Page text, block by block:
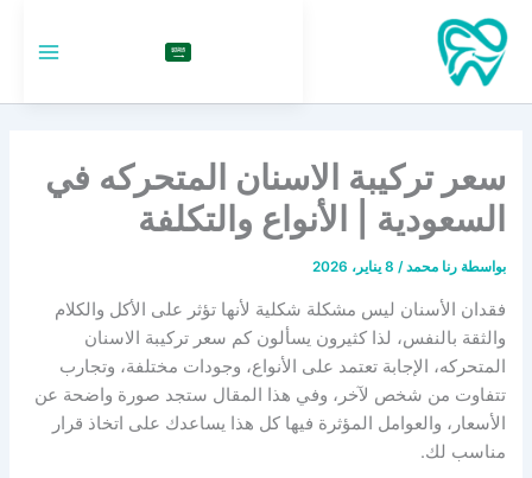
تخطي
إلى
المحتوى
سعر تركيبة الاسنان المتحركه في
السعودية | الأنواع والتكلفة
بواسطة رنا محمد/ 8 يناير، 2026
فقدان الأسنان ليس مشكلة شكلية لأنها تؤثر على الأكل والكلام
والثقة بالنفس، لذا كثيرون يسألون كم سعر تركيبة الاسنان
المتحركه، الإجابة تعتمد على الأنواع، وجودات مختلفة، وتجارب
تتفاوت من شخص لآخر، وفي هذا المقال ستجد صورة واضحة عن
الأسعار، والعوامل المؤثرة فيها كل هذا يساعدك على اتخاذ قرار
مناسب لك.